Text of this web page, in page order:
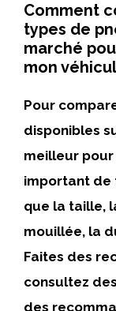
Comment
types de
marché
mon
Pour
disponibles
meilleur
important de
que la taille,
mouillée, la
Faites des
consultez
des